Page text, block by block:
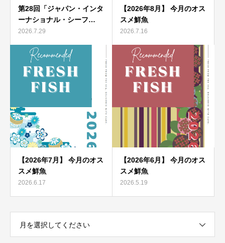
第28回「ジャパン・インタ
ーナショナル・シーフ…
2026.7.29
【2026年8月】 今月のオス
スメ鮮魚
2026.7.16
【2026年7月】 今月のオス
スメ鮮魚
2026.6.17
【2026年6月】 今月のオス
スメ鮮魚
2026.5.19
月を選択してください